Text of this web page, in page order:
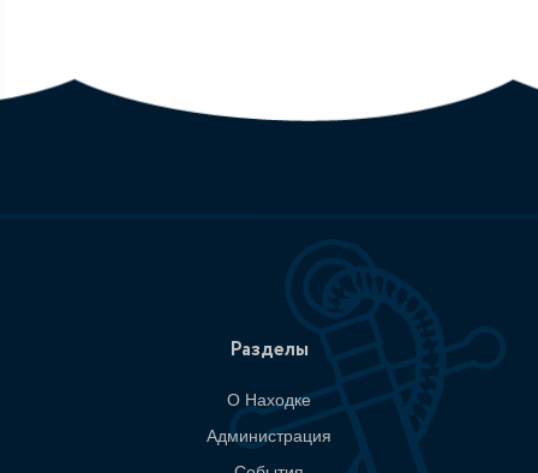
Разделы
О Находке
Администрация